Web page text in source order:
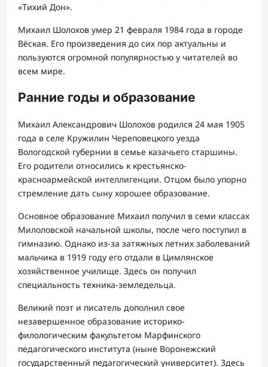
«Тихий Дон».
Михаил Шолохов умер 21 февраля 1984 года в городе
Вёская. Его произведения до сих пор актуальны и
пользуются огромной популярностью у читателей во
всем мире.
Ранние годы и образование
Михаил Александрович Шолохов родился 24 мая 1905
года в селе Кружилин Череповецкого уезда
Вологодской губернии в семье казачьего старшины.
Его родители относились к крестьянско-
красноармейской интеллигенции. Отцом было упорно
стремление дать сыну хорошее образование.
Основное образование Михаил получил в семи классах
Милоловской начальной школы, после чего поступил в
гимназию. Однако из-за затяжных летних заболеваний
мальчика в 1919 году его отдали в Цимлянское
хозяйственное училище. Здесь он получил
специальность техника-земледельца.
Великий поэт и писатель дополнил свое
незавершенное образование историко-
филологическим факультетом Марфинского
педагогического института (ныне Воронежский
государственный педагогический университет). Здесь